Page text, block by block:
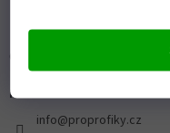
Kontaktní formulář ZDE
info@proprofiky.cz